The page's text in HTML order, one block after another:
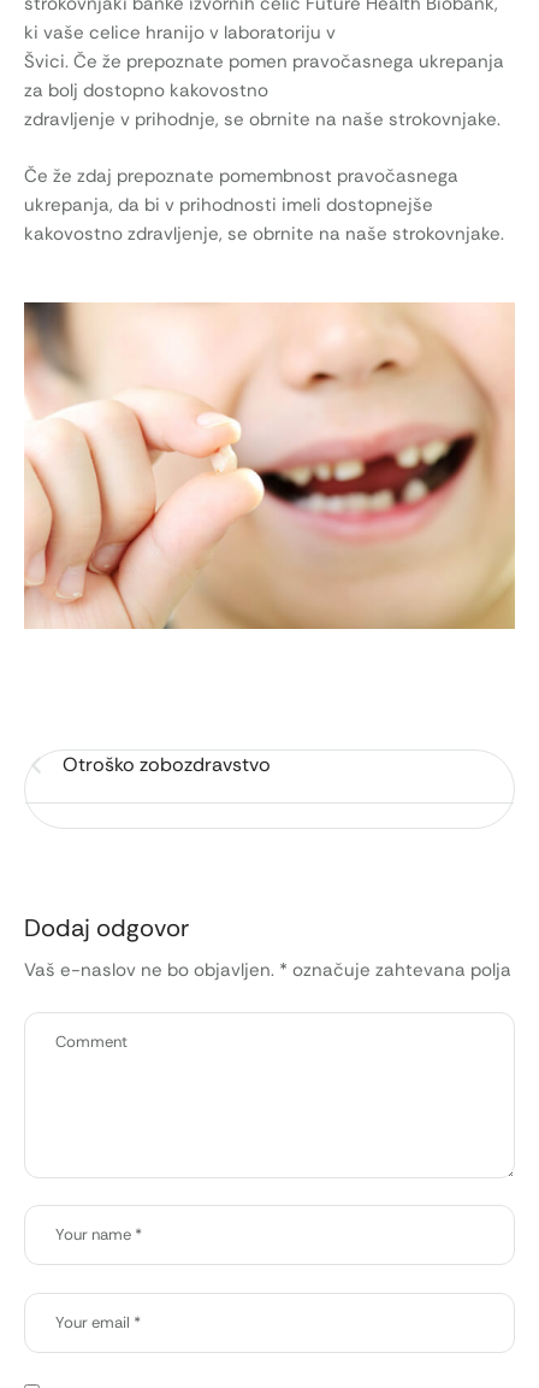
ki vaše celice hranijo v laboratoriju v
Švici. Če že prepoznate pomen pravočasnega ukrepanja
za bolj dostopno kakovostno
zdravljenje v prihodnje, se obrnite na naše strokovnjake.
Če že zdaj prepoznate pomembnost pravočasnega
ukrepanja, da bi v prihodnosti imeli dostopnejše
kakovostno zdravljenje, se obrnite na naše strokovnjake.
Otroško zobozdravstvo
Dodaj odgovor
Vaš e-naslov ne bo objavljen. * označuje zahtevana polja